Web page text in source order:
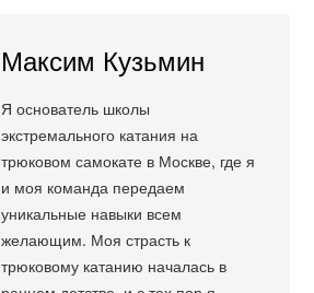
Максим Кузьмин
Я основатель школы
экстремального катания на
трюковом самокате в Москве, где я
и моя команда передаем
уникальные навыки всем
желающим. Моя страсть к
трюковому катанию началась в